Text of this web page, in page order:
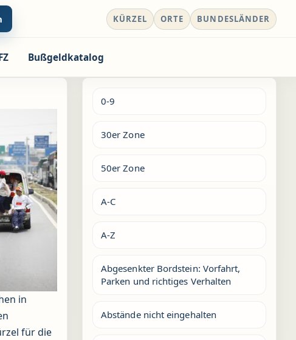
KÜRZEL ORTE BUNDESLÄNDER
Bußgeldkatalog
in
für die
0-9
30er Zone
50er Zone
A-C
A-Z
Abgesenkter Bordstein: Vorfahrt,
Parken und richtiges Verhalten
Abstände nicht eingehalten